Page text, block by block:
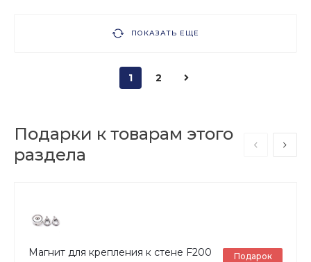
ПОКАЗАТЬ ЕЩЕ
1 2
Подарки к товарам этого
раздела
Магнит для крепления к стене F200 Подарок